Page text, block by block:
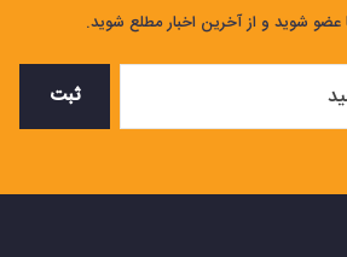
عضو شوید و از آخرین اخبار مطلع شوید.
ثبت